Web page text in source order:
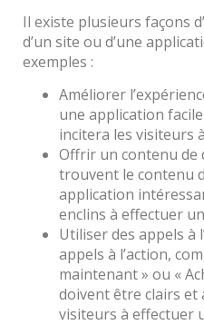
Il existe plusieurs façons
d’un site ou d’une
exemples :
Améliorer
une application
incitera les visiteurs
Offrir un contenu de
trouvent le contenu
application
enclins à effectuer
Utiliser des appels à
appels à l’action,
maintenant » ou «
doivent être clairs
visiteurs à effectuer